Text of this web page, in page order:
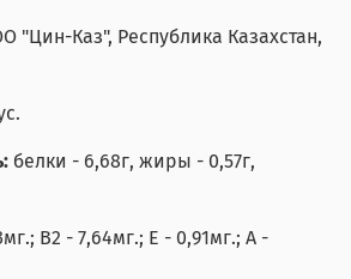
"Цин-Каз", Республика Казахстан,
белки - 6,68г, жиры - 0,57г,
В2 - 7,64мг.; Е - 0,91мг.; А -